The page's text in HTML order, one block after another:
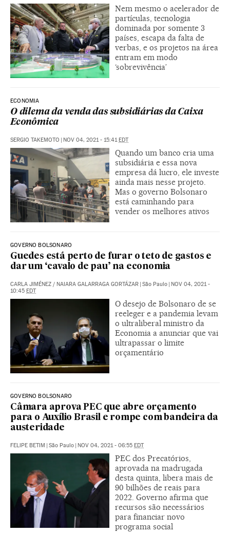
Nem mesmo o acelerador de
partículas, tecnologia
dominada por somente 3
países, escapa da falta de
verbas, e os projetos na área
entram em modo
‘sobrevivência’
ECONOMIA
O dilema da venda das subsidiárias da Caixa
Econômica
SERGIO TAKEMOTO NOV 04, 2021 - 15:41 EDT
Quando um banco cria uma
subsidiária e essa nova
empresa dá lucro, ele investe
ainda mais nesse projeto.
Mas o governo Bolsonaro
está caminhando para
vender os melhores ativos
GOVERNO BOLSONARO
Guedes está perto de furar o teto de gastos e
dar um ‘cavalo de pau’ na economia
CARLA JIMÉNEZ / NAIARA GALARRAGA GORTÁZAR | São Paulo | NOV 04, 2021 -
10:45 EDT
O desejo de Bolsonaro de se
reeleger e a pandemia levam
o ultraliberal ministro da
Economia a anunciar que vai
ultrapassar o limite
orçamentário
GOVERNO BOLSONARO
Câmara aprova PEC que abre orçamento
para o Auxílio Brasil e rompe com bandeira da
austeridade
FELIPE BETIM | São Paulo | NOV 04, 2021 - 06:55 EDT
PEC dos Precatórios,
aprovada na madrugada
desta quinta, libera mais de
90 bilhões de reais para
2022. Governo afirma que
recursos são necessários
para financiar novo
programa social